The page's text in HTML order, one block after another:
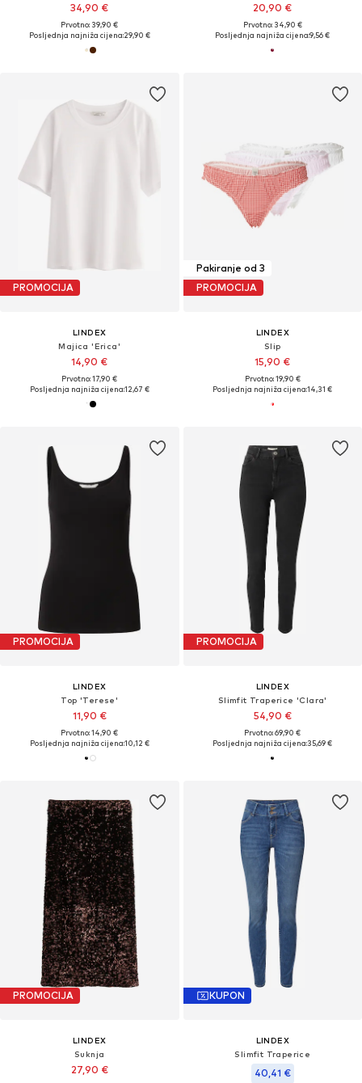
34,90 €
Prvotno: 39,90 €
Posljednja najniža cijena:29,90 €
20,90 €
Prvotno: 34,90 €
Posljednja najniža cijena:9,56 €
PROMOCIJA
LINDEX
Majica 'Erica'
14,90 €
Prvotno: 17,90 €
Posljednja najniža cijena:12,67 €
Pakiranje od 3
PROMOCIJA
LINDEX
Slip
15,90 €
Prvotno: 19,90 €
Posljednja najniža cijena:14,31 €
PROMOCIJA
LINDEX
Top 'Terese'
11,90 €
Prvotno: 14,90 €
Posljednja najniža cijena:10,12 €
PROMOCIJA
LINDEX
Slimfit Traperice 'Clara'
54,90 €
Prvotno: 69,90 €
Posljednja najniža cijena:35,69 €
PROMOCIJA
LINDEX
Suknja
27,90 €
KUPON
LINDEX
Slimfit Traperice
40,41 €